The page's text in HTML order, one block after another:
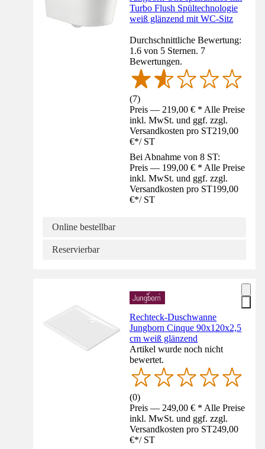
Turbo Flush Spültechnologie
weiß glänzend mit WC-Sitz
Durchschnittliche Bewertung:
1.6 von 5 Sternen. 7
Bewertungen.
(7)
Preis — 219,00 € * Alle Preise
inkl. MwSt. und ggf. zzgl.
Versandkosten pro ST219,00
€*/ ST
Bei Abnahme von 8 ST:
Preis — 199,00 € * Alle Preise
inkl. MwSt. und ggf. zzgl.
Versandkosten pro ST199,00
€*/ ST
Online bestellbar
Reservierbar
Rechteck-Duschwanne
Jungborn Cinque 90x120x2,5
cm weiß glänzend
Artikel wurde noch nicht
bewertet.
(0)
Preis — 249,00 € * Alle Preise
inkl. MwSt. und ggf. zzgl.
Versandkosten pro ST249,00
€*/ ST